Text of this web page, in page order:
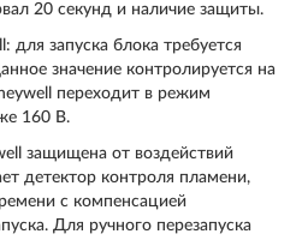
20 секунд и наличие защиты.
для запуска блока требуется
значение контролируется на
переходит в режим
160 В.
защищена от воздействий
детектор контроля пламени,
с компенсацией
Для ручного перезапуска